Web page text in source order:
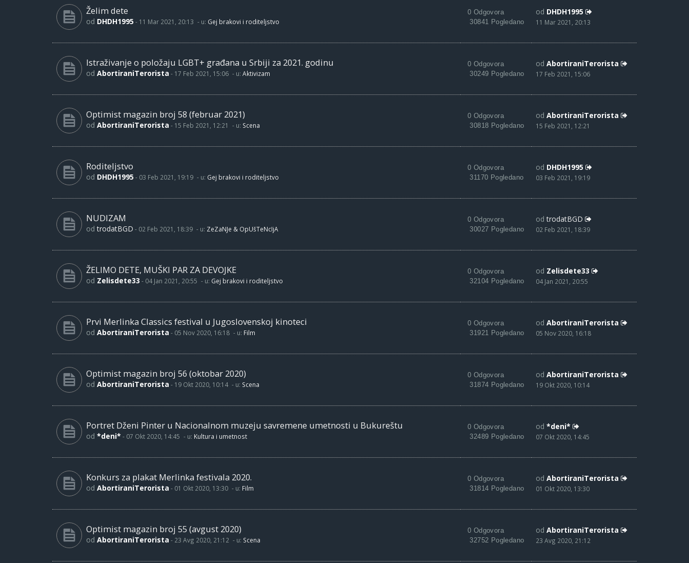
Želim dete
od DHDH1995 - 11 Mar 2021, 20:13 - u: Gej brakovi i roditeljstvo
0 Odgovora
30841 Pogledano
od DHDH1995
11 Mar 2021, 20:13
Istraživanje o položaju LGBT+ građana u Srbiji za 2021. godinu
od AbortiraniTerorista - 17 Feb 2021, 15:06 - u: Aktivizam
0 Odgovora
30249 Pogledano
od AbortiraniTerorista
17 Feb 2021, 15:06
Optimist magazin broj 58 (februar 2021)
od AbortiraniTerorista - 15 Feb 2021, 12:21 - u: Scena
0 Odgovora
30818 Pogledano
od AbortiraniTerorista
15 Feb 2021, 12:21
Roditeljstvo
od DHDH1995 - 03 Feb 2021, 19:19 - u: Gej brakovi i roditeljstvo
0 Odgovora
31170 Pogledano
od DHDH1995
03 Feb 2021, 19:19
NUDIZAM
odtrodatBGD - 02 Feb 2021, 18:39 - u: ZeZaNJe & OpUšTeNcIjA
0 Odgovora
30027 Pogledano
odtrodatBGD
02 Feb 2021, 18:39
ŽELIMO DETE, MUŠKI PAR ZA DEVOJKE
od Zelisdete33 - 04 Jan 2021, 20:55 - u: Gej brakovi i roditeljstvo
0 Odgovora
32104 Pogledano
od Zelisdete33
04 Jan 2021, 20:55
Prvi Merlinka Classics festival u Jugoslovenskoj kinoteci
od AbortiraniTerorista - 05 Nov 2020, 16:18 - u: Film
0 Odgovora
31921 Pogledano
od AbortiraniTerorista
05 Nov 2020, 16:18
Optimist magazin broj 56 (oktobar 2020)
od AbortiraniTerorista - 19 Okt 2020, 10:14 - u: Scena
0 Odgovora
31874 Pogledano
od AbortiraniTerorista
19 Okt 2020, 10:14
Portret Dženi Pinter u Nacionalnom muzeju savremene umetnosti u Bukureštu
od *deni* - 07 Okt 2020, 14:45 - u: Kultura i umetnost
0 Odgovora
32489 Pogledano
od *deni*
07 Okt 2020, 14:45
Konkurs za plakat Merlinka festivala 2020.
od AbortiraniTerorista - 01 Okt 2020, 13:30 - u: Film
0 Odgovora
31814 Pogledano
od AbortiraniTerorista
01 Okt 2020, 13:30
Optimist magazin broj 55 (avgust 2020)
od AbortiraniTerorista - 23 Avg 2020, 21:12 - u: Scena
0 Odgovora
32752 Pogledano
od AbortiraniTerorista
23 Avg 2020, 21:12